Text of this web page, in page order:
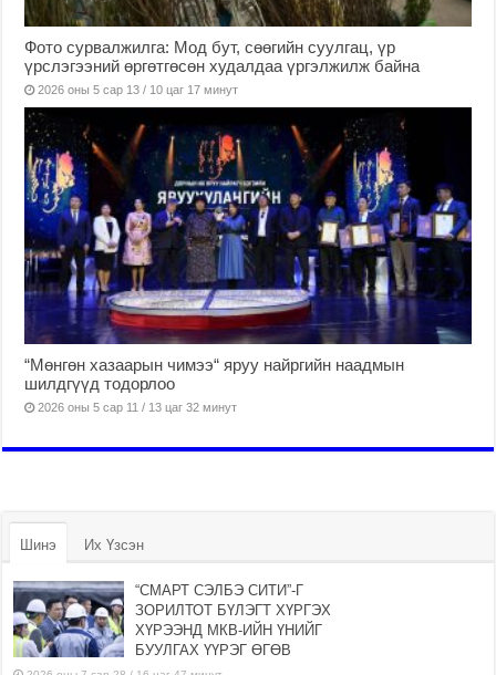
Фото сурвалжилга: Мод бут, сөөгийн суулгац, үр
үрслэгээний өргөтгөсөн худалдаа үргэлжилж байна
2026 оны 5 сар 13 / 10 цаг 17 минут
“Мөнгөн хазаарын чимээ“ яруу найргийн наадмын
шилдгүүд тодорлоо
2026 оны 5 сар 11 / 13 цаг 32 минут
Шинэ Их Үзсэн
“СМАРТ СЭЛБЭ СИТИ”-Г
ЗОРИЛТОТ БҮЛЭГТ ХҮРГЭХ
ХҮРЭЭНД МКВ-ИЙН ҮНИЙГ
БУУЛГАХ ҮҮРЭГ ӨГӨВ